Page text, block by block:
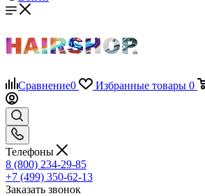
Сравнение0 Избранные товары 0
Телефоны
8 (800) 234-29-85
+7 (499) 350-62-13
Заказать звонок